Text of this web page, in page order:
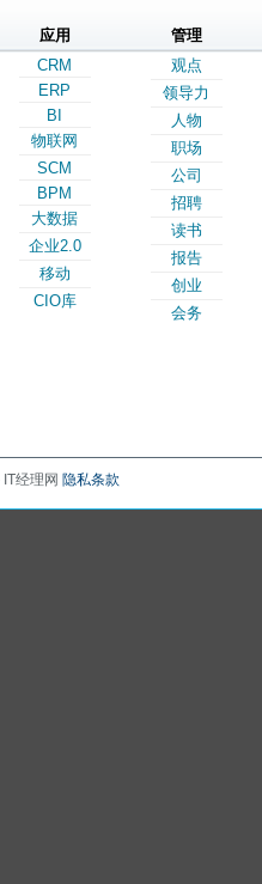
应用
CRM
ERP
BI
物联网
SCM
BPM
大数据
企业2.0
移动
CIO库
管理
观点
领导力
人物
职场
公司
招聘
读书
报告
创业
会务
经理网 隐私条款